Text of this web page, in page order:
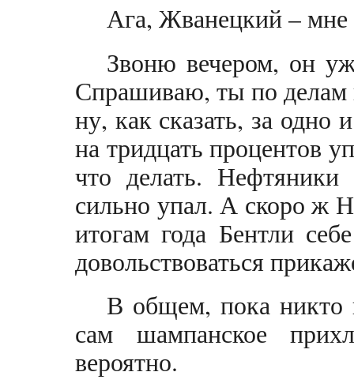
Ага, Жванецкий –
Звоню вечером, он
Спрашиваю, ты по делам
ну, как сказать, за
на тридцать процентов
что делать.
сильно упал. А скоро ж
итогам года Бентли
довольствоваться
В общем, пока никто
сам шампанское
вероятно.